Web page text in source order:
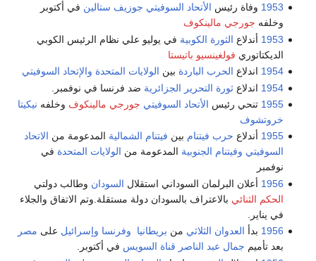
1953 وفاة رئيس الأتحاد السوفيتي جوزيف ستالين في أكتوبر
وخلفه جورجي مالينكوف
1953 أندلاع الثورة الكوبية في يوليو علي نظام الرئيس الكوبي
الديكتاتوري فولغينسيو باتيستا
1954 اندلاع الحرب الباردة بين الولايات المتحدة والإتحاد السوفيتي
1954 اندلاعثورة التحرير الجزائرية ضد فرنسا في نوفمبر.
1955 تنحي رئيس الأتحاد السوفيتي جورجي مالينكوف وخلفه نيكيتا
خروتشوف
1955 أندلاع حرب فيتنام بين فيتنام الشمالية المدعومة من الاتحاد
السوفيتي وفيتنام الجنوبية المدعومة من الولايات المتحدة في
نوفمبر
1956 أعلان البرلمان السوداني استقلال السودان وطالب دولتي
الحكم الثنائي بالاعتراف بالسودان دولة مستقلة.وتم الاتفاق والجلاء
في يناير.
1956 بدأ العدوان الثلاثي من بريطانيا وفرنسا وإسرائيل على مصر
بعد تأميم جمال عبد الناصر قناة السويس في أكتوبر.